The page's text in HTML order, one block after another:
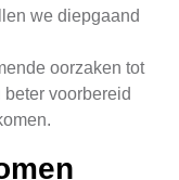
we diepgaand
oorzaken tot
voorbereid